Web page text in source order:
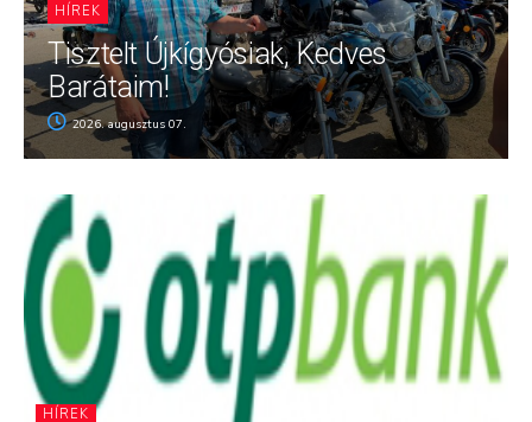
HÍREK
Tisztelt Újkígyósiak, Kedves
Barátaim!
2026. augusztus 07.
HÍREK